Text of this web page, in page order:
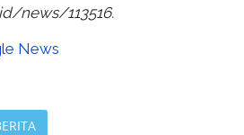
news/113516.
News